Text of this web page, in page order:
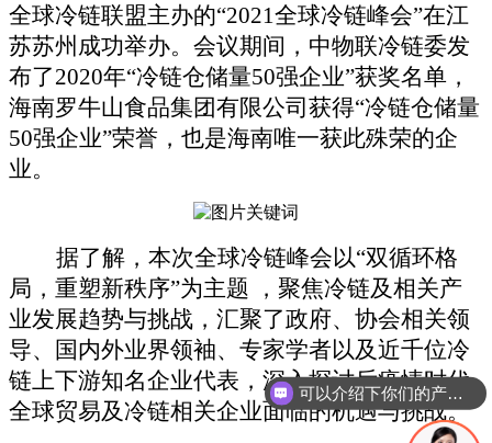
全球冷链联盟主办的“2021全球冷链峰会”在江
苏苏州成功举办。会议期间，中物联冷链委发
布了2020年“冷链仓储量50强企业”获奖名单，
海南罗牛山食品集团有限公司获得“冷链仓储量
50强企业”荣誉，也是海南唯一获此殊荣的企
业。
据了解，本次全球冷链峰会以“双循环格
局，重塑新秩序”为主题 ，聚焦冷链及相关产
业发展趋势与挑战，汇聚了政府、协会相关领
导、国内外业界领袖、专家学者以及近千位冷
链上下游知名企业代表，深入探讨后疫情时代
全球贸易及冷链相关企业面临的机遇与挑战。
可以介绍下你们的产品么